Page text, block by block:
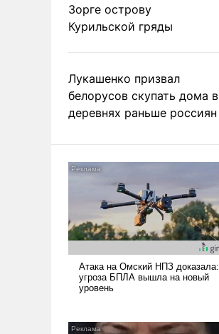
Зорге острову
Курильской гряды
Лукашенко призвал
белорусов скупать дома в
деревнях раньше россиян